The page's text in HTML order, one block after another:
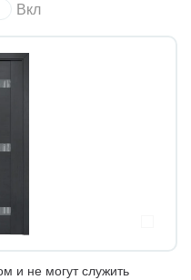
Вкл
и не могут служить